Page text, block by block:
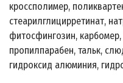
кроссполимер,
стеарилглицирретинат,
фитосфингозин,
пропилпарабен, тальк,
гидроксид алюминия,